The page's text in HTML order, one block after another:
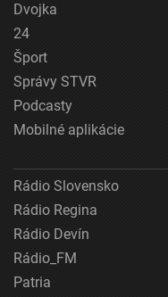
Dvojka
24
Šport
Správy STVR
Podcasty
Mobilné aplikácie
Rádio Slovensko
Rádio Regina
Rádio Devín
Rádio_FM
Patria